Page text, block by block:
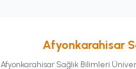
Afyonkarahisar
Afyonkarahisar Sağlık Bilimleri